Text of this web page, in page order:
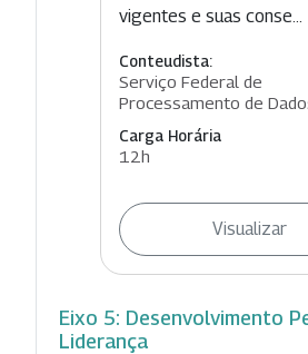
vigentes e suas conse...
Conteudista:
Serviço Federal de
Processamento de
Carga Horária
12h
Visualizar
Eixo 5: Desenvolvimento
Liderança